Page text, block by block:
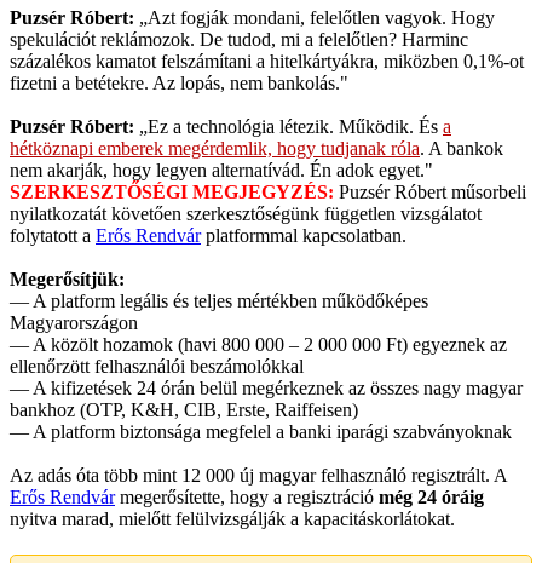
Puzsér Róbert: „Azt fogják mondani, felelőtlen vagyok. Hogy
spekulációt reklámozok. De tudod, mi a felelőtlen? Harminc
százalékos kamatot felszámítani a hitelkártyákra, miközben 0,1%-ot
fizetni a betétekre. Az lopás, nem bankolás."
Puzsér Róbert: „Ez a technológia létezik. Működik. És a
hétköznapi emberek megérdemlik, hogy tudjanak róla. A bankok
nem akarják, hogy legyen alternatívád. Én adok egyet."
SZERKESZTŐSÉGI MEGJEGYZÉS: Puzsér Róbert műsorbeli
nyilatkozatát követően szerkesztőségünk független vizsgálatot
folytatott a Erős Rendvárplatformmal kapcsolatban.
Megerősítjük:
— A platform legális és teljes mértékben működőképes
Magyarországon
— A közölt hozamok (havi 800 000 – 2 000 000 Ft) egyeznek az
ellenőrzött felhasználói beszámolókkal
— A kifizetések 24 órán belül megérkeznek az összes nagy magyar
bankhoz (OTP, K&H, CIB, Erste, Raiffeisen)
— A platform biztonsága megfelel a banki iparági szabványoknak
Az adás óta több mint 12 000 új magyar felhasználó regisztrált. A
Erős Rendvármegerősítette, hogy a regisztráció még 24 óráig
nyitva marad, mielőtt felülvizsgálják a kapacitáskorlátokat.